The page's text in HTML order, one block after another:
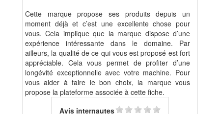
Cette marque propose ses produits depuis un
moment déjà et c’est une excellente chose pour
vous. Cela implique que la marque dispose d’une
expérience intéressante dans le domaine. Par
ailleurs, la qualité de ce qui vous est proposé est fort
appréciable. Cela vous permet de profiter d’une
longévité exceptionnelle avec votre machine. Pour
vous aider à faire le bon choix, la marque vous
propose la plateforme associée à cette fiche.
Avis internautes